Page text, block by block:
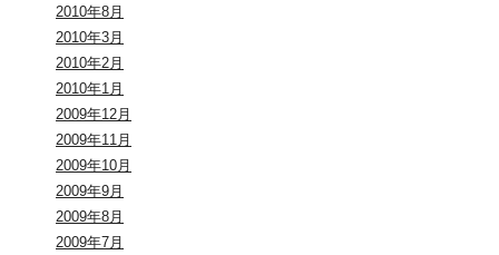
2010年8月
2010年3月
2010年2月
2010年1月
2009年12月
2009年11月
2009年10月
2009年9月
2009年8月
2009年7月